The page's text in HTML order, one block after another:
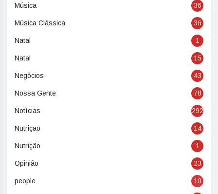
Música 36
Música Clássica 36
Natal 1
Natal 15
Negócios 43
Nossa Gente 78
Notícias 292
Nutriçao 14
Nutrição 1
Opinião 23
people 10